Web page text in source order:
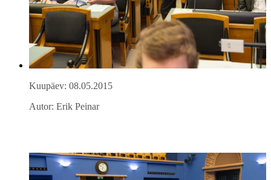
Kuupäev: 08.05.2015
Autor: Erik Peinar